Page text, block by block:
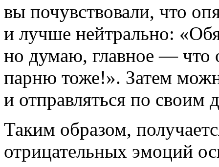
вы почувствовали, что
и лучше нейтрально:
но думаю, главное — что
парню тоже!». Затем
и отправляться по своим
Таким образом,
отрицательных эмоций